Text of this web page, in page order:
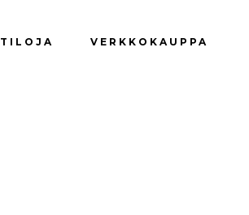
TILOJA VERKKOKAUPPA